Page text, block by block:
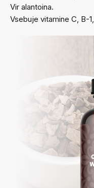
Vir alantoina.
Vsebuje vitamine C, B-